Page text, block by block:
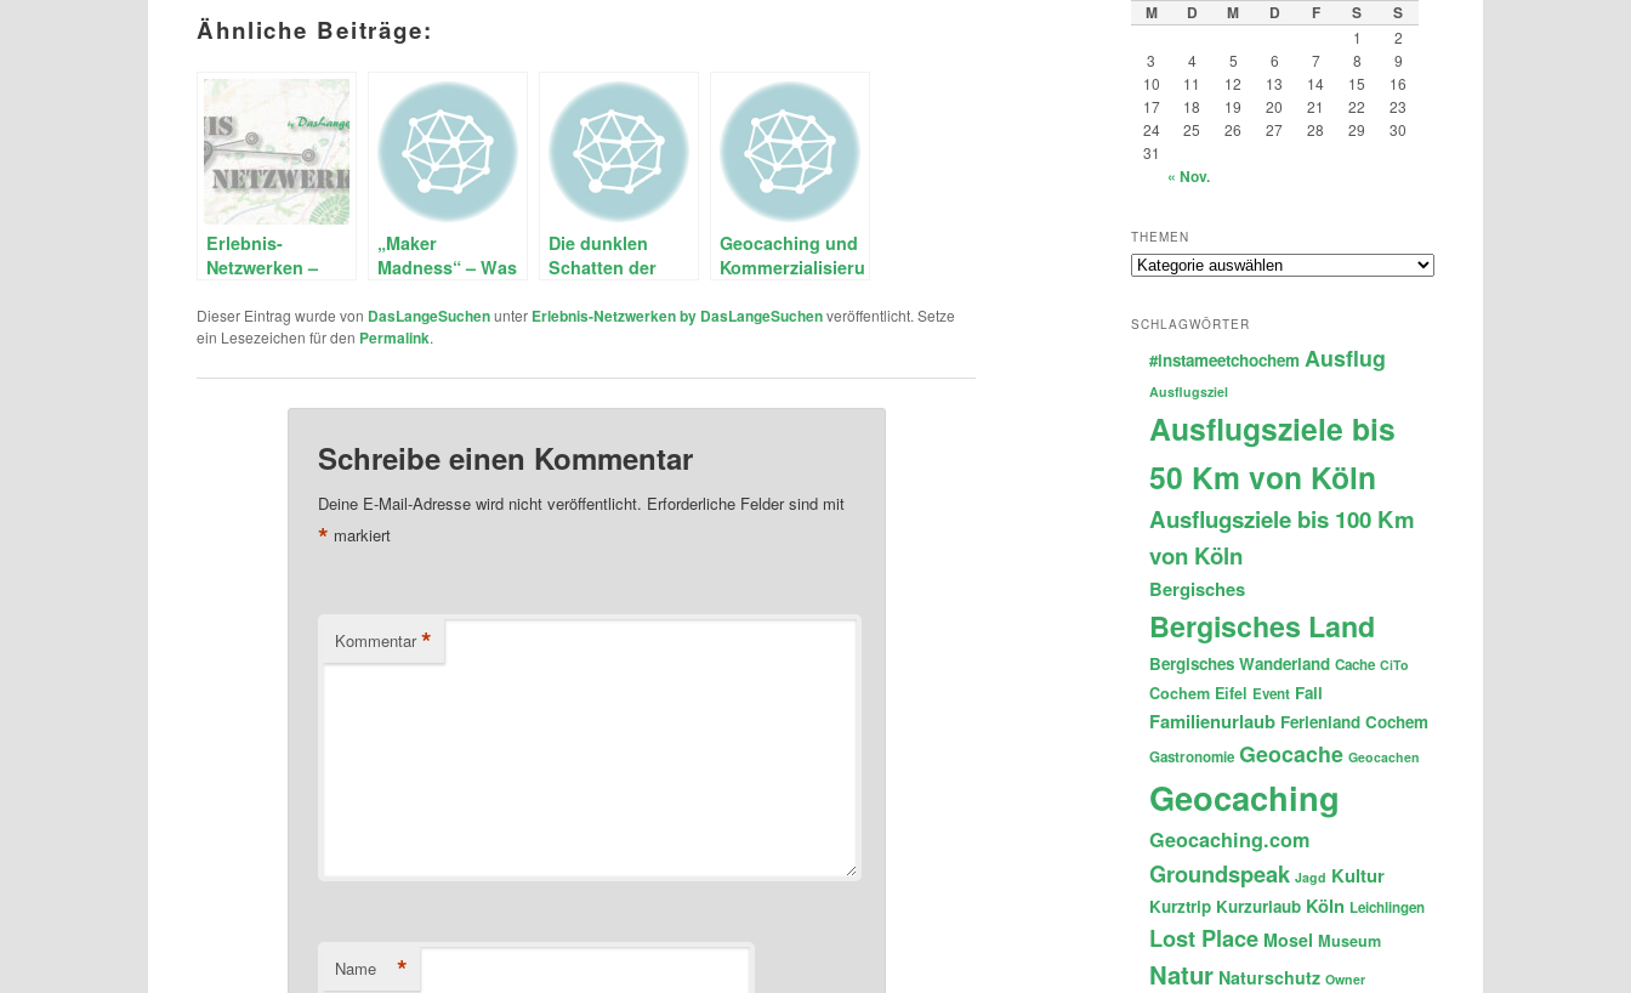
Ähnliche Beiträge:
Erlebnis-
Netzwerken –
Creatoren und
Creatorinnen
„Maker
Madness“ – Was
Die dunklen
Schatten der
oder völlig
Geocaching und
Kommerzialisierung
Dieser Eintrag wurde von DasLangeSuchenunter Erlebnis-Netzwerken by DasLangeSuchenveröffentlicht. Setze
ein Lesezeichen für den Permalink.
Schreibe einen Kommentar
Deine E-Mail-Adresse wird nicht veröffentlicht. Erforderliche Felder sind mit
* markiert
Kommentar *
Name *
M D M D F S S
1
2
3
4 5 6 7 8
9
10
11 12 13 14 15
16
17
18 19 20 21 22
23
24
25 26 27 28 29
30
31
« Nov.
THEMEN
Themen
SCHLAGWÖRTER
#instameetchochem Ausflug
Ausflugsziel
Ausflugsziele bis
50 Km von Köln
Ausflugsziele bis 100 Km
von Köln
Bergisches
Bergisches Land
Bergisches Wanderland Cache CiTo
Cochem Eifel Event Fail
Familienurlaub Ferienland Cochem
Gastronomie Geocache Geocachen
Geocaching
Geocaching.com
Groundspeak Jagd Kultur
Kurztrip Kurzurlaub Köln Leichlingen
Lost Place Mosel Museum
Natur Naturschutz Owner